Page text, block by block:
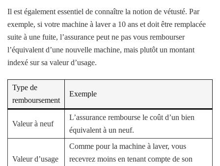
Il est également essentiel de connaître la notion de vétusté. Par
exemple, si votre machine à laver a 10 ans et doit être remplacée
suite à une fuite, l’assurance peut ne pas vous rembourser
l’équivalent d’une nouvelle machine, mais plutôt un montant
indexé sur sa valeur d’usage.
Type de
remboursement
Exemple
Valeur à neuf
L’assurance rembourse le coût d’un bien
équivalent à un neuf.
Valeur d’usage
Comme pour la machine à laver, vous
recevrez moins en tenant compte de son